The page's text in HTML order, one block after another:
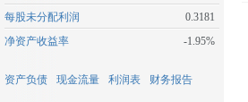
每股未分配利润
0.3181
净资产收益率
-1.95%
资产负债 现金流量 利润表 财务报告